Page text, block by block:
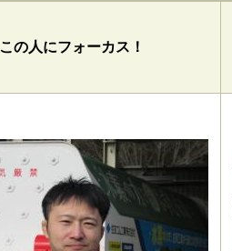
この人にフォーカス！